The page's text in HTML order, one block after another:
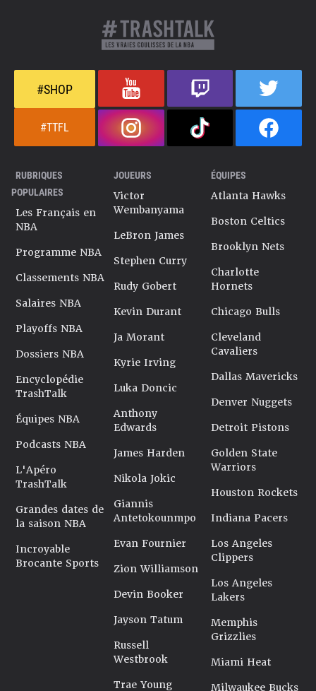
#SHOP
#TTFL
RUBRIQUES
POPULAIRES
Les Français en
NBA
Programme NBA
Classements NBA
Salaires NBA
Playoffs NBA
Dossiers NBA
Encyclopédie
TrashTalk
Équipes NBA
Podcasts NBA
L'Apéro
TrashTalk
Grandes dates de
la saison NBA
Incroyable
Brocante Sports
JOUEURS
Victor
Wembanyama
LeBron James
Stephen Curry
Rudy Gobert
Kevin Durant
Ja Morant
Kyrie Irving
Luka Doncic
Anthony
Edwards
James Harden
Nikola Jokic
Giannis
Antetokounmpo
Evan Fournier
Zion Williamson
Devin Booker
Jayson Tatum
Russell
Westbrook
Trae Young
ÉQUIPES
Atlanta Hawks
Boston Celtics
Brooklyn Nets
Charlotte
Hornets
Chicago Bulls
Cleveland
Cavaliers
Dallas Mavericks
Denver Nuggets
Detroit Pistons
Golden State
Warriors
Houston Rockets
Indiana Pacers
Los Angeles
Clippers
Los Angeles
Lakers
Memphis
Grizzlies
Miami Heat
Milwaukee Bucks